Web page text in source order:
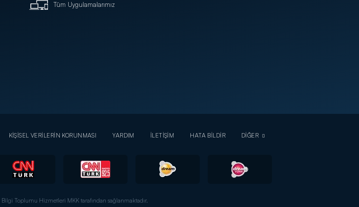
Tüm Uygulamalarımız
KİŞİSEL VERİLERİN KORUNMASI YARDIM İLETİŞİM HATA BİLDİR DİĞER
Bilgi Toplumu Hizmetleri MKK tarafından sağlanmaktadır.